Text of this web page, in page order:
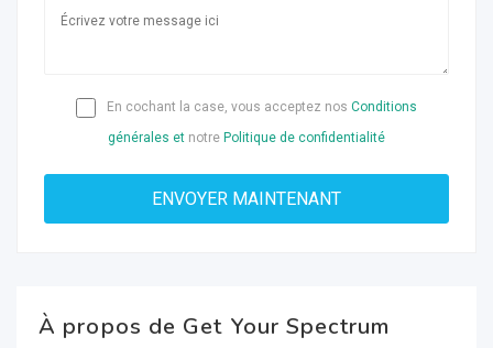
En cochant la case, vous acceptez nos Conditions
générales et notre Politique de confidentialité
À propos de Get Your Spectrum